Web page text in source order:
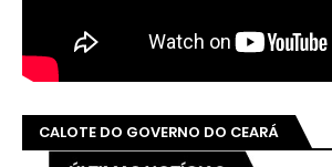
CALOTE DO GOVERNO DO CEARÁ